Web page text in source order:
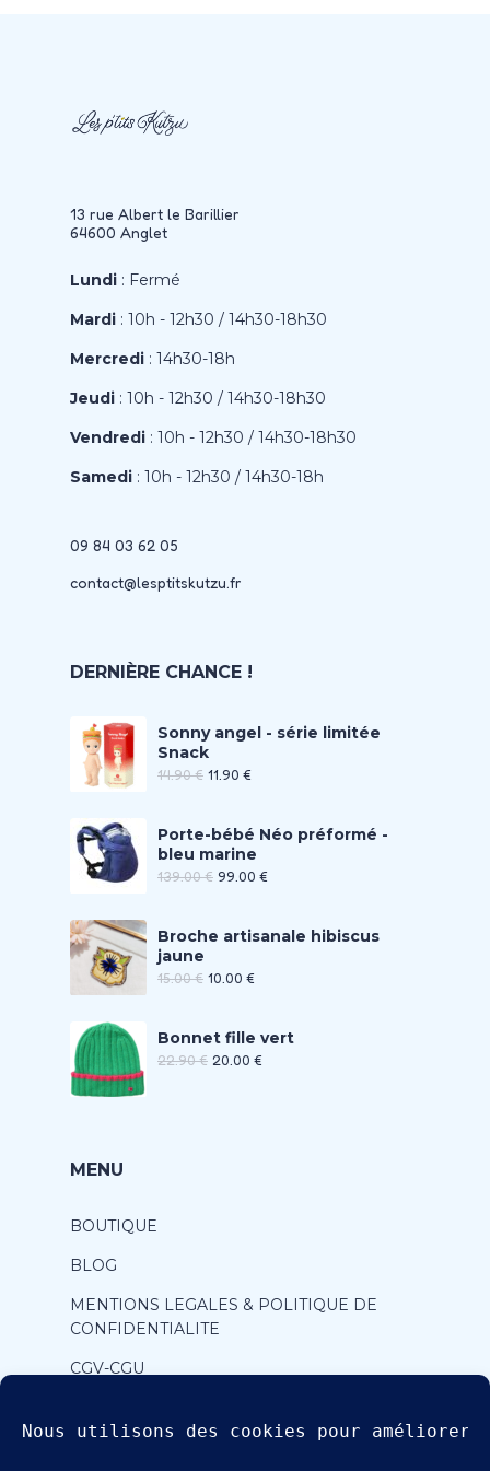
13 rue Albert le Barillier
64600 Anglet
Lundi : Fermé
Mardi : 10h - 12h30 / 14h30-18h30
Mercredi : 14h30-18h
Jeudi : 10h - 12h30 / 14h30-18h30
Vendredi : 10h - 12h30 / 14h30-18h30
Samedi : 10h - 12h30 / 14h30-18h
09 84 03 62 05
contact@lesptitskutzu.fr
DERNIÈRE CHANCE !
Sonny angel - série limitée
Snack
14.90€ 11.90 €
Porte-bébé Néo préformé -
bleu marine
139.00€ 99.00 €
Broche artisanale hibiscus
jaune
15.00€ 10.00 €
Bonnet fille vert
22.90€ 20.00 €
MENU
BOUTIQUE
BLOG
MENTIONS LEGALES & POLITIQUE DE
CONFIDENTIALITE
CGV-CGU